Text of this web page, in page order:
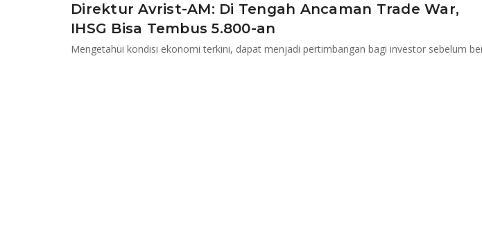
Direktur Avrist-AM: Di Tengah Ancaman Trade War,
IHSG Bisa Tembus 5.800-an